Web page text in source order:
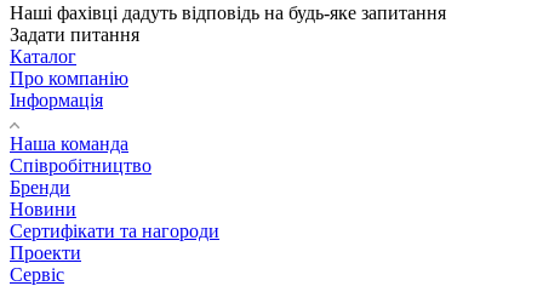
Наші фахівці дадуть відповідь на будь-яке запитання
Задати питання
Каталог
Про компанію
Інформація
Наша команда
Співробітництво
Бренди
Новини
Сертифікати та нагороди
Проекти
Сервіс